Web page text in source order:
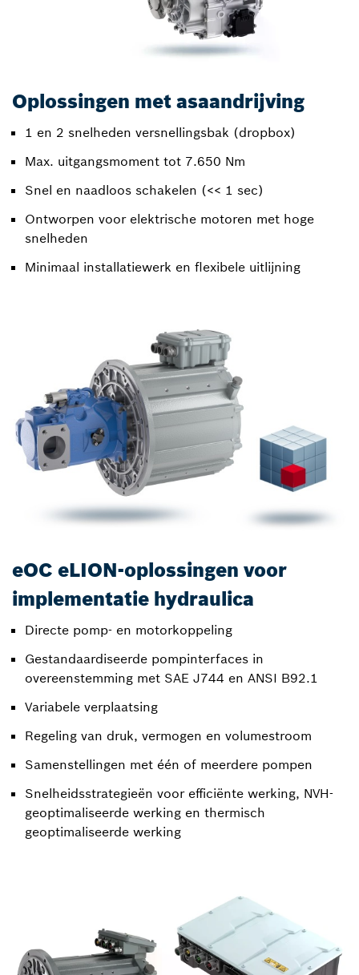
Oplossingen met asaandrijving
1 en 2 snelheden versnellingsbak (dropbox)
Max. uitgangsmoment tot 7.650 Nm
Snel en naadloos schakelen (<< 1 sec)
Ontworpen voor elektrische motoren met hoge
snelheden
Minimaal installatiewerk en flexibele uitlijning
eOC eLION-oplossingen voor
implementatie hydraulica
Directe pomp- en motorkoppeling
Gestandaardiseerde pompinterfaces in
overeenstemming met SAE J744 en ANSI B92.1
Variabele verplaatsing
Regeling van druk, vermogen en volumestroom
Samenstellingen met één of meerdere pompen
Snelheidsstrategieën voor efficiënte werking, NVH-
geoptimaliseerde werking en thermisch
geoptimaliseerde werking